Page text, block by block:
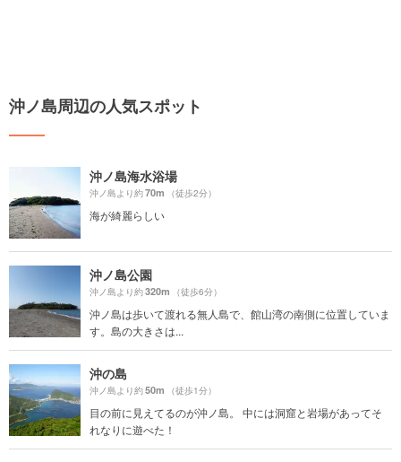
沖ノ島周辺の人気スポット
沖ノ島海水浴場
沖ノ島より約70m （徒歩2分）
海が綺麗らしい
沖ノ島公園
沖ノ島より約320m （徒歩6分）
沖ノ島は歩いて渡れる無人島で、館山湾の南側に位置していま
す。島の大きさは...
沖の島
沖ノ島より約50m （徒歩1分）
目の前に見えてるのが沖ノ島。 中には洞窟と岩場があってそ
れなりに遊べた！